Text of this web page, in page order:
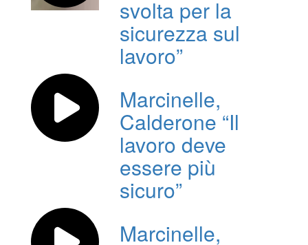
svolta per la
sicurezza sul
lavoro”
Marcinelle,
Calderone “Il
lavoro deve
essere più
sicuro”
Marcinelle,